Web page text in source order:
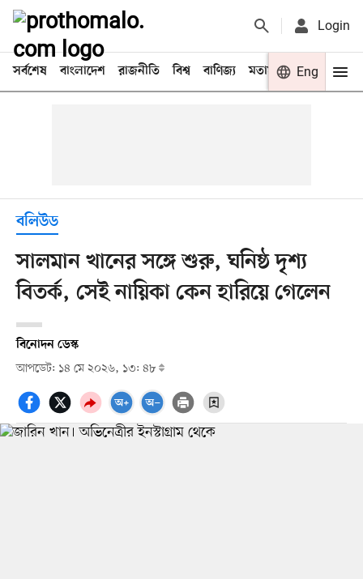
Login
সর্বশেষ বাংলাদেশ রাজনীতি বিশ্ব বাণিজ্য মতামত খেলা
Eng
বলিউড
সালমান খানের সঙ্গে শুরু, ঘনিষ্ঠ দৃশ্য
বিতর্ক, সেই নায়িকা কেন হারিয়ে গেলেন
বিনোদন ডেস্ক
আপডেট: ১৪ মে ২০২৬, ১৩: ৪৮